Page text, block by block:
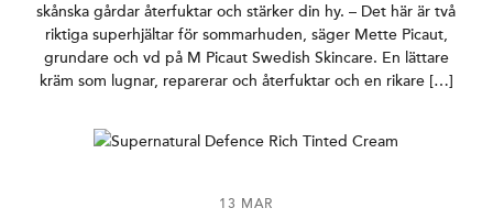
skånska gårdar återfuktar och stärker din hy. – Det här är två
riktiga superhjältar för sommarhuden, säger Mette Picaut,
grundare och vd på M Picaut Swedish Skincare. En lättare
kräm som lugnar, reparerar och återfuktar och en rikare […]
13 MAR